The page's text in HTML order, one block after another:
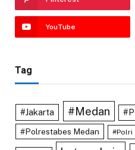
YouTube
Tag
#Jakarta #Medan
#Polrestabes Medan
#Polri